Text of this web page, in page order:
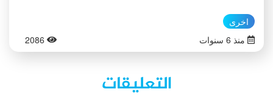
الإمام المهدي عجل الله فرجه:" إن أبي عليه السلام عهد إليّ أن لا
أُوطّن من الأرض إلّا أخفاها وأقصاها إسراراً لأمري....".
اخرى
منذ 6 سنوات
2086
التعليقات